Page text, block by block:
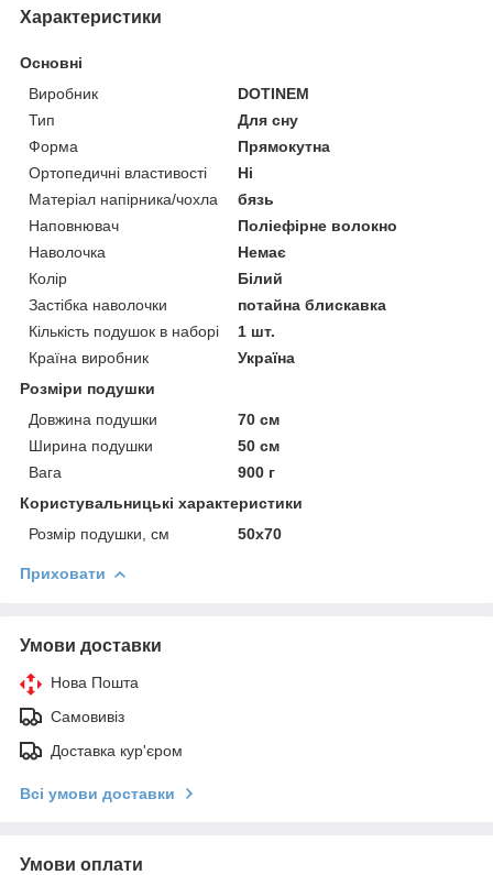
Характеристики
Основні
Виробник
DOTINEM
Тип
Для сну
Форма
Прямокутна
Ортопедичні властивості
Ні
Матеріал напірника/чохла
бязь
Наповнювач
Поліефірне волокно
Наволочка
Немає
Колір
Білий
Застібка наволочки
потайна блискавка
Кількість подушок в наборі
1 шт.
Країна виробник
Україна
Розміри подушки
Довжина подушки
70 см
Ширина подушки
50 см
Вага
900 г
Користувальницькі характеристики
Розмір подушки, см
50х70
Приховати
Умови доставки
Нова Пошта
Самовивіз
Доставка кур'єром
Всі умови доставки
Умови оплати